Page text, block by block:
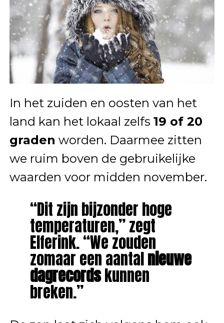
In het zuiden en oosten van het
land kan het lokaal zelfs 19 of 20
graden worden. Daarmee zitten
we ruim boven de gebruikelijke
waarden voor midden november.
“Dit zijn bijzonder hoge
temperaturen,” zegt
Elferink. “We zouden
zomaar een aantalnieuwe
dagrecordskunnen
breken.”